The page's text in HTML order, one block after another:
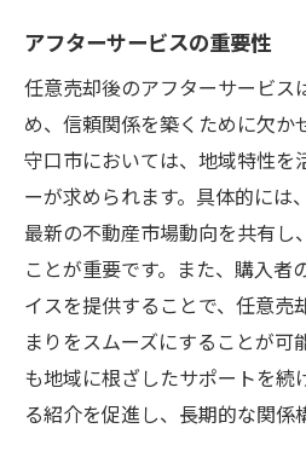
アフターサービスの重要性
任意売却後のアフターサービス
め、信頼関係を築くために欠か
守口市においては、地域特性を
ーが求められます。具体的には
最新の不動産市場動向を共有し
ことが重要です。また、購入者
イスを提供することで、任意売
まりをスムーズにすることが可
も地域に根ざしたサポートを続
る紹介を促進し、長期的な関係